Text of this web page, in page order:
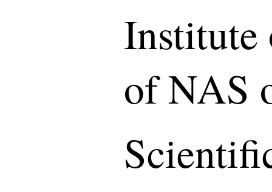
Institute
of NAS